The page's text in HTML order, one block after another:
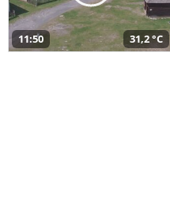
11:50 31,2 °C